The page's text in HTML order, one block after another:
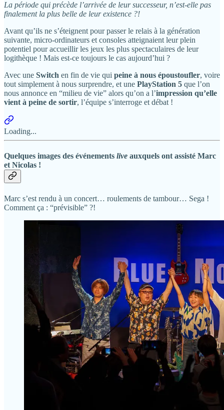
La période qui précède l’arrivée de leur successeur, n’est-elle pas
finalement la plus belle de leur existence ?!
Avant qu’ils ne s’éteignent pour passer le relais à la génération
suivante, micro-ordinateurs et consoles atteignaient leur plein
potentiel pour accueillir les jeux les plus spectaculaires de leur
logithèque ! Mais est-ce toujours le cas aujourd’hui ?
Avec une Switch en fin de vie qui peine à nous époustoufler, voire
tout simplement à nous surprendre, et une PlayStation 5 que l’on
nous annonce en “milieu de vie” alors qu’on a l’impression qu’elle
vient à peine de sortir, l’équipe s’interroge et débat !
Loading...
Quelques images des événements live auxquels ont assisté Marc
et Nicolas !
Marc s’est rendu à un concert… roulements de tambour… Sega !
Comment ça : “prévisible” ?!